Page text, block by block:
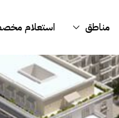
مناطق استعلام